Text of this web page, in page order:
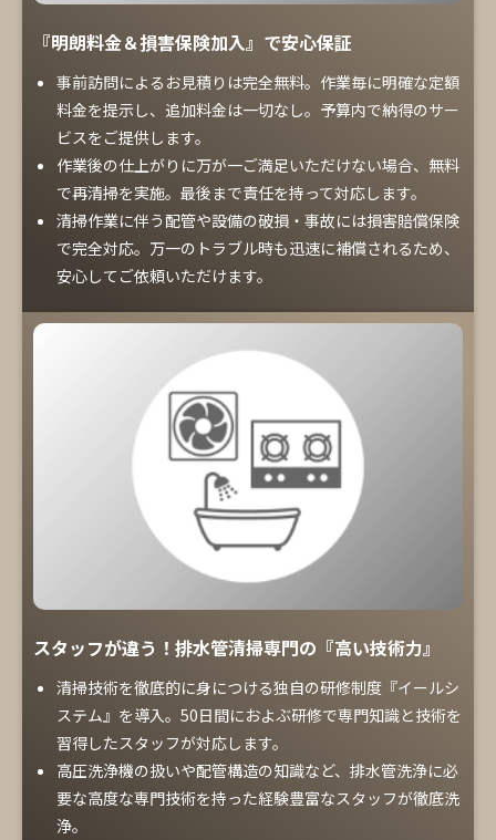
『明朗料金＆損害保険加入』で安心保証
事前訪問によるお見積りは完全無料。作業毎に明確な定額
料金を提示し、追加料金は一切なし。予算内で納得のサー
ビスをご提供します。
作業後の仕上がりに万が一ご満足いただけない場合、無料
で再清掃を実施。最後まで責任を持って対応します。
清掃作業に伴う配管や設備の破損・事故には損害賠償保険
で完全対応。万一のトラブル時も迅速に補償されるため、
安心してご依頼いただけます。
スタッフが違う！排水管清掃専門の『高い技術力』
清掃技術を徹底的に身につける独自の研修制度『イールシ
ステム』を導入。50日間におよぶ研修で専門知識と技術を
習得したスタッフが対応します。
高圧洗浄機の扱いや配管構造の知識など、排水管洗浄に必
要な高度な専門技術を持った経験豊富なスタッフが徹底洗
浄。